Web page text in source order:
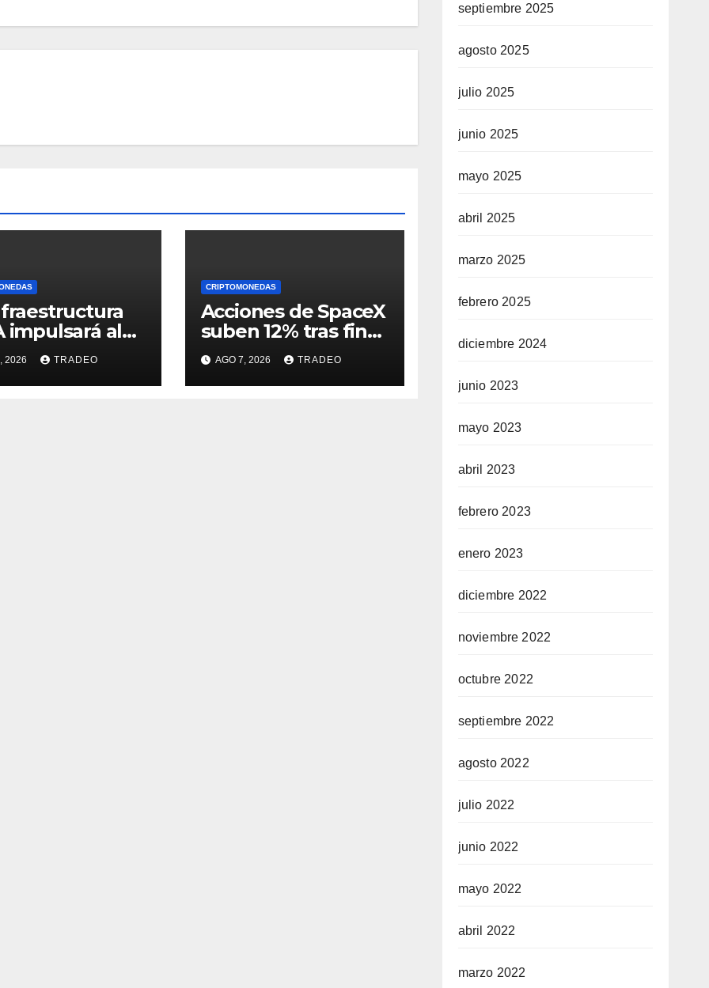
impulsará al
Asiático,
United
Bank
2026 TRADEO
CRIPTOMONEDAS
Acciones de SpaceX
suben 12% tras fin
del lockup: ¿Hasta
dónde podrían
llegar en agosto?
AGO 7, 2026 TRADEO
septiembre 2025
agosto 2025
julio 2025
junio 2025
mayo 2025
abril 2025
marzo 2025
febrero 2025
diciembre 2024
junio 2023
mayo 2023
abril 2023
febrero 2023
enero 2023
diciembre 2022
noviembre 2022
octubre 2022
septiembre 2022
agosto 2022
julio 2022
junio 2022
mayo 2022
abril 2022
marzo 2022